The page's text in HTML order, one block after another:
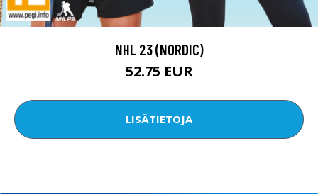
NHL 23 (NORDIC)
52.75 EUR
LISÄTIETOJA